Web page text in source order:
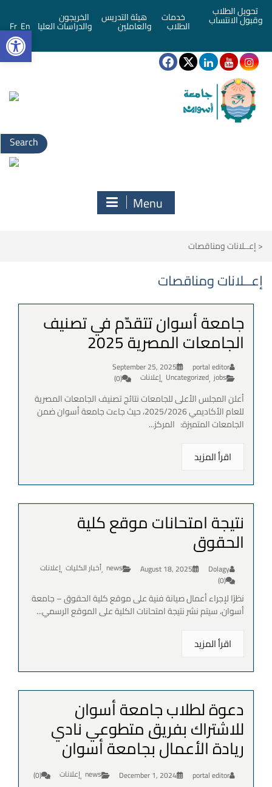
تحويل الطلاب
وقبول الانتساب خدمات
الطلاب
هيئة التدريس
والعاملين
الخريجون
والدراسات العليا En
Fr
Search
for:
Menu
<إعــلانات ومناقصات
إعــلانات ومناقصات
جامعة أسوان تتقدّم في تصنيف
الجامعات المصرية 2025
portal editor
September 25, 2025
jobs
,
Uncategorized
,إعلانات (0)
أعلن المجلس الأعلى للجامعات نتائج تصنيف الجامعات المصرية
للعام الأكاديمي 2025/2026، حيث جاءت جامعة أسوان ضمن
الجامعات المتميزة: المركز...
اقرأ المزيد
نتيجة امتحانات موقع كلية
الحقوق
Dolagy
August 18, 2025
news
,أخبار الكليات ,إعلانات
(0)
نظرًا لإجراء أعمال صيانة فنية على موقع كلية الحقوق – جامعة
أسوان، سيتم نشر نتيجة امتحانات الكلية على الموقع الرسمي...
اقرأ المزيد
دعوة لطلاب جامعة أسوان
للاشتراك بفريق متطوعي نادي
ريادة الأعمال بجامعة أسوان
portal editor
December 1, 2024
news
,إعلانات (0)